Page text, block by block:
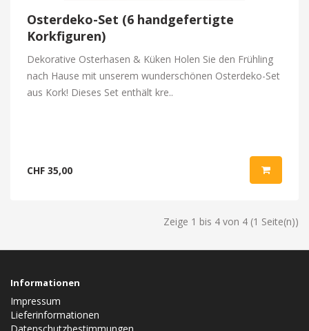
Osterdeko-Set (6 handgefertigte
Korkfiguren)
Dekorative Osterhasen & Küken Holen Sie den Frühling
nach Hause mit unserem wunderschönen Osterdeko-Set
aus Kork! Dieses Set enthält kre..
CHF 35,00
Zeige 1 bis 4 von 4 (1 Seite(n))
Informationen
Impressum
Lieferinformationen